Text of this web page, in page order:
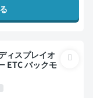
ETC バックモ